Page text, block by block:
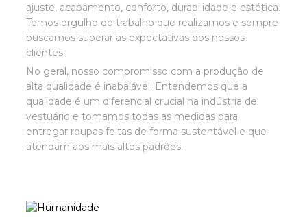
ajuste, acabamento, conforto, durabilidade e estética.
Temos orgulho do trabalho que realizamos e sempre
buscamos superar as expectativas dos nossos
clientes.
No geral, nosso compromisso com a produção de
alta qualidade é inabalável. Entendemos que a
qualidade é um diferencial crucial na indústria de
vestuário e tomamos todas as medidas para
entregar roupas feitas de forma sustentável e que
atendam aos mais altos padrões.